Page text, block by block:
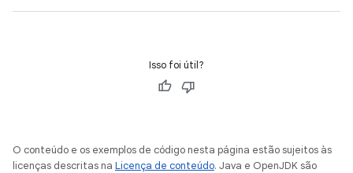
Isso foi útil?
O conteúdo e os exemplos de código nesta página estão sujeitos às
licenças descritas na Licença de conteúdo. Java e OpenJDK são